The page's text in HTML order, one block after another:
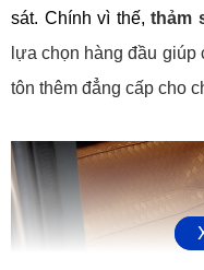
sát. Chính vì thế, thảm
lựa chọn hàng đầu
tôn thêm đẳng cấp cho